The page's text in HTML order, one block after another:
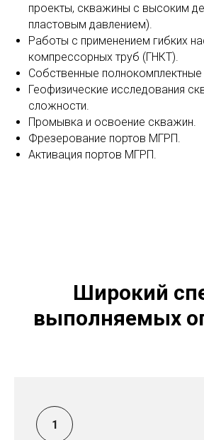
проекты, скважины с высоким
пластовым давлением).
Работы с применением гибких
компрессорных труб (ГНКТ).
Собственные
Геофизические исследования
сложности.
Промывка и освоение скважин.
Фрезерование портов МГРП.
Активация портов МГРП.
Широкий
выполняемых